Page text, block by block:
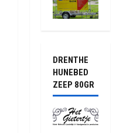
DRENTHE
HUNEBED
ZEEP 80GR